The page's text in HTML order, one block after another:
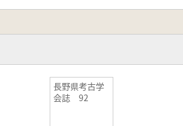
長野県考古学
会誌 92